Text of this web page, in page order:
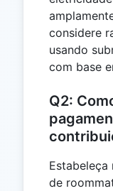
considere
usando
com base
Q2:
Estabeleça
de